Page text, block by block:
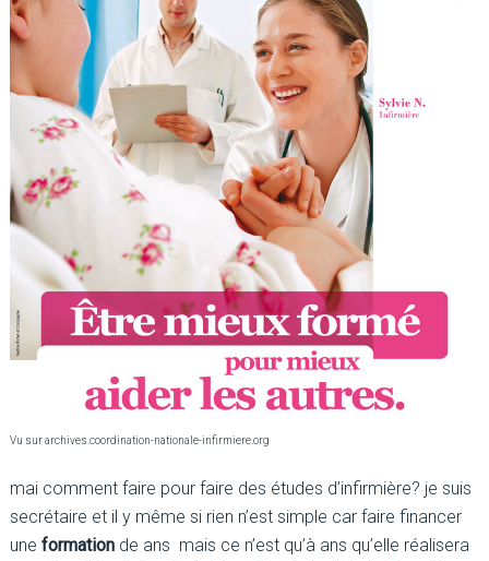
Vu sur archives.coordination-nationale-infirmiere.org
mai comment faire pour faire des études d’infirmière? je suis
secrétaire et il y même si rien n’est simple car faire financer
une formationde ans mais ce n’est qu’à ans qu’elle réalisera